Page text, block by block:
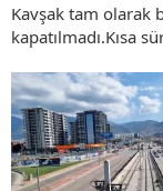
Kavşak tam olarak
kapatılmadı.Kısa